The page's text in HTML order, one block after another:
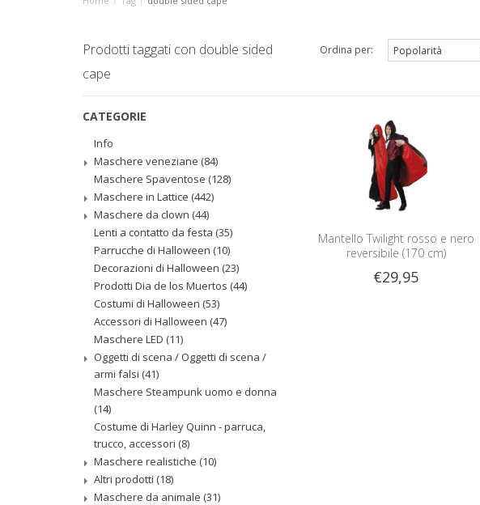
Prodotti taggati con double sided
cape
Ordina per:
CATEGORIE
Info
Maschere veneziane (84)
Maschere Spaventose (128)
Maschere in Lattice (442)
Maschere da clown (44)
Lenti a contatto da festa (35)
Parrucche di Halloween (10)
Decorazioni di Halloween (23)
Prodotti Dia de los Muertos (44)
Costumi di Halloween (53)
Accessori di Halloween (47)
Maschere LED (11)
Oggetti di scena / Oggetti di scena /
armi falsi (41)
Maschere Steampunk uomo e donna
(14)
Costume di Harley Quinn - parruca,
trucco, accessori (8)
Maschere realistiche (10)
Altri prodotti (18)
Maschere da animale (31)
Mantello Twilight rosso e nero
reversibile (170 cm)
€29,95